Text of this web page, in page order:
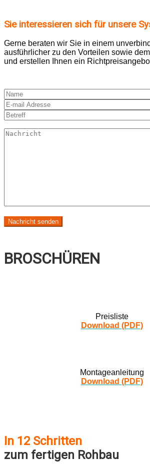
Sie interessieren sich für ­unsere
Gerne beraten wir Sie in einem
ausführlicher zu den Vorteilen sowie
und erstellen Ihnen ein
BROSCHÜREN
Preisliste
Download (PDF)
Montageanleitung
Download (PDF)
In 12 Schritten
zum fertigen Rohbau